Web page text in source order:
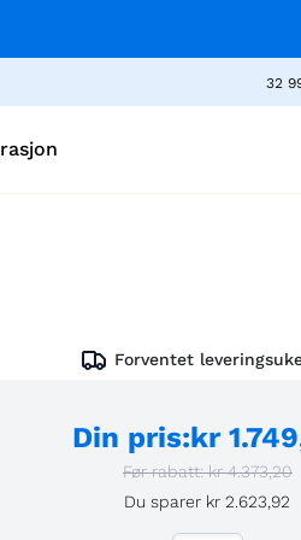
32
Forventet
Din pris:kr
Før rabatt: kr 4.373,20
Du sparer kr 2.623,92